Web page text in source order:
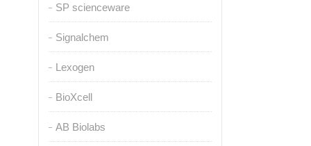
SP scienceware
Signalchem
Lexogen
BioXcell
AB Biolabs